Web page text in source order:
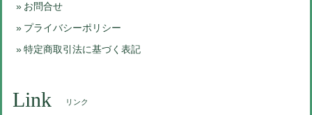
お問合せ
プライバシーポリシー
特定商取引法に基づく表記
Link リンク